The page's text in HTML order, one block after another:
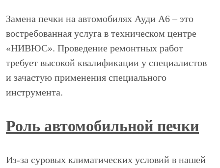
Замена печки на автомобилях Ауди А6 – это
востребованная услуга в техническом центре
«НИВЮС». Проведение ремонтных работ
требует высокой квалификации у специалистов
и зачастую применения специального
инструмента.
Роль автомобильной печки
Из-за суровых климатических условий в нашей